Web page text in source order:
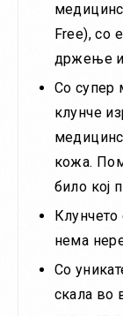
Free), со
држење и
Со супер
клунче
кожа.
било кој
Клунчето
нема
Со
скала во